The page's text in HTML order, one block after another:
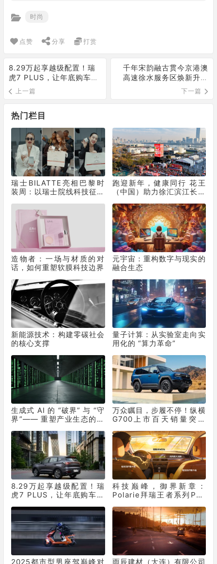
时尚
点赞 分享 打赏
8.29万起享越级配置！瑞
虎7 PLUS，让年底购车再
不用妥协
上一篇
千年宋韵融古贯今京港澳
高速徐水服务区焕新升级
启幕
下一篇
热门栏目
瑞士BILATTE亮相巴黎时
装周：以瑞士院线科技征服
挚荐
跑迎新年，健康同行 花王
（中国）助力徐汇滨江长跑
造物者：一场与材质的对
话，如何重塑软膜科技边界
元宇宙：重构数字与现实的
融合生态
新能源技术：构建零碳社会
的核心支撑
量子计算：从实验室走向实
用化的 “算力革命”
生成式 AI 的 “破界” 与 “守
界”—— 重塑产业生态的双
万众瞩目，步履不停！纵横
G700上市百天销量突破
8.29万起享越级配置！瑞
虎7 PLUS，让年底购车再
科技巅峰，御界新章：
Polarie拜瑞王者系列P70
2025都市型男座驾巅峰对 雨辰建材（大连）有限公司